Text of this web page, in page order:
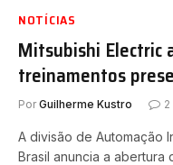
NOTÍCIAS
Mitsubishi Electric
treinamentos
Por Guilherme Kustro 2
A divisão de Automação
Brasil anuncia a